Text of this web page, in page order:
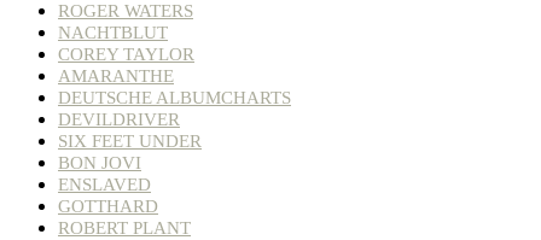
ROGER WATERS
NACHTBLUT
COREY TAYLOR
AMARANTHE
DEUTSCHE ALBUMCHARTS
DEVILDRIVER
SIX FEET UNDER
BON JOVI
ENSLAVED
GOTTHARD
ROBERT PLANT